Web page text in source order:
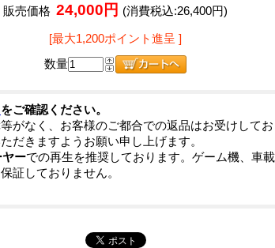
販売価格 24,000円 (消費税込:26,400円)
[最大1,200ポイント進呈 ]
数量
をご確認ください。
がなく、お客様のご都合での返品はお受けして
だきますようお願い申し上げます。
ヤーでの再生を推奨しております。ゲーム機、車
証しておりません。